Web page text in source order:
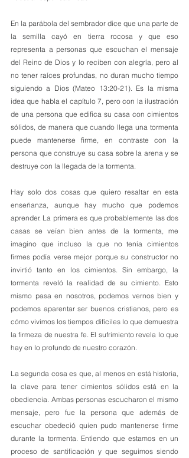
En la parábola del sembrador dice que una parte de
la semilla cayó en tierra rocosa y que eso
representa a personas que escuchan el mensaje
del Reino de Dios y lo reciben con alegría, pero al
no tener raíces profundas, no duran mucho tiempo
siguiendo a Dios (Mateo 13:20-21). Es la misma
idea que habla el capítulo 7, pero con la ilustración
de una persona que edifica su casa con cimientos
sólidos, de manera que cuando llega una tormenta
puede mantenerse firme, en contraste con la
persona que construye su casa sobre la arena y se
destruye con la llegada de la tormenta.
Hay solo dos cosas que quiero resaltar en esta
enseñanza, aunque hay mucho que podemos
aprender. La primera es que probablemente las dos
casas se veían bien antes de la tormenta, me
imagino que incluso la que no tenía cimientos
firmes podía verse mejor porque su constructor no
invirtió tanto en los cimientos. Sin embargo, la
tormenta reveló la realidad de su cimiento. Esto
mismo pasa en nosotros, podemos vernos bien y
podemos aparentar ser buenos cristianos, pero es
cómo vivimos los tiempos difíciles lo que demuestra
la firmeza de nuestra fe. El sufrimiento revela lo que
hay en lo profundo de nuestro corazón.
La segunda cosa es que, al menos en está historia,
la clave para tener cimientos sólidos está en la
obediencia. Ambas personas escucharon el mismo
mensaje, pero fue la persona que además de
escuchar obedeció quien pudo mantenerse firme
durante la tormenta. Entiendo que estamos en un
proceso de santificación y que seguimos siendo